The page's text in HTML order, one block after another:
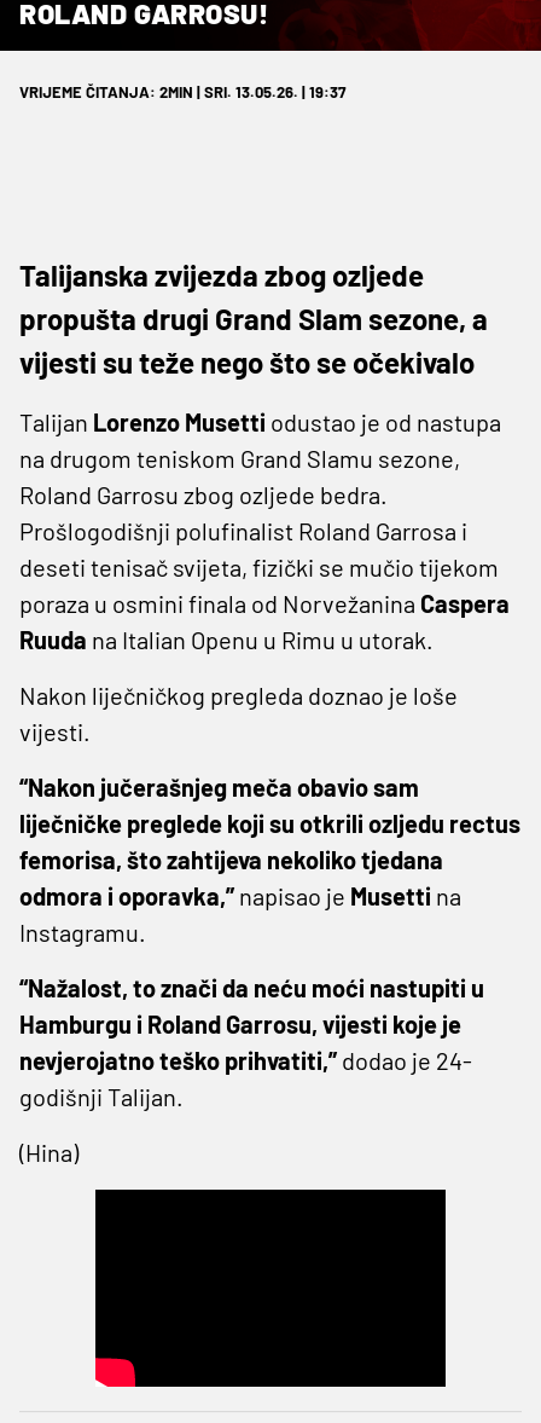
ROLAND GARROSU!
VRIJEME ČITANJA: 2MIN | SRI. 13.05.26. | 19:37
Talijanska zvijezda zbog ozljede
propušta drugi Grand Slam sezone, a
vijesti su teže nego što se očekivalo
Talijan Lorenzo Musetti odustao je od nastupa
na drugom teniskom Grand Slamu sezone,
Roland Garrosu zbog ozljede bedra.
Prošlogodišnji polufinalist Roland Garrosa i
deseti tenisač svijeta, fizički se mučio tijekom
poraza u osmini finala od Norvežanina Caspera
Ruuda na Italian Openu u Rimu u utorak.
Nakon liječničkog pregleda doznao je loše
vijesti.
“Nakon jučerašnjeg meča obavio sam
liječničke preglede koji su otkrili ozljedu rectus
femorisa, što zahtijeva nekoliko tjedana
odmora i oporavka,” napisao je Musetti na
Instagramu.
“Nažalost, to znači da neću moći nastupiti u
Hamburgu i Roland Garrosu, vijesti koje je
nevjerojatno teško prihvatiti,” dodao je 24-
godišnji Talijan.
(Hina)